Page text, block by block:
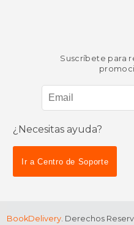
Suscríbete para
¿Necesitas ayuda?
Ir a Centro de Soporte
BookDelivery. Derechos